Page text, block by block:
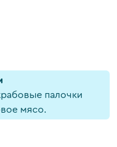
палочки
мясо.